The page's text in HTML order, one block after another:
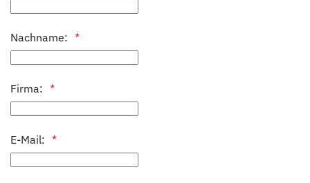
Nachname:
Firma:
E-Mail: